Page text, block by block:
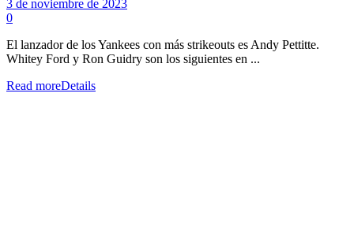
3 de noviembre de 2023
0
El lanzador de los Yankees con más strikeouts es Andy Pettitte.
Whitey Ford y Ron Guidry son los siguientes en ...
Read moreDetails